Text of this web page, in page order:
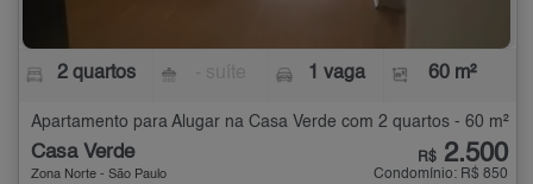
2 quartos 1 vaga 60 m²
Apartamento para Alugar na Casa Verde com 2 quartos - 60 m²
Casa Verde
Zona Norte - São Paulo
R$ 2.500
Condomínio: R$ 850